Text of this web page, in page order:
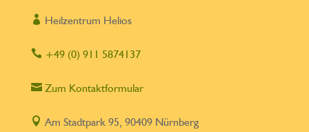
 Heilzentrum Helios
+49 (0) 911 5874137
Zum Kontaktformular
 Am Stadtpark 95, 90409 Nürnberg